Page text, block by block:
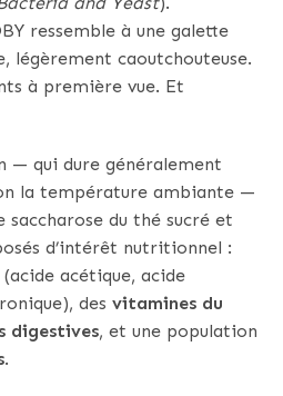
ressemble à une galette
légèrement caoutchouteuse.
à première vue. Et
— qui dure généralement
la température ambiante —
saccharose du thé sucré et
d’intérêt nutritionnel :
(acide acétique, acide
desvitamines du
digestives, et une population
.